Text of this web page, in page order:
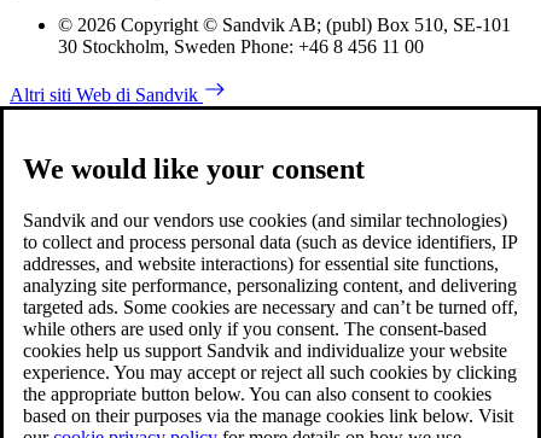
© 2026 Copyright © Sandvik AB; (publ) Box 510, SE-101
30 Stockholm, Sweden Phone: +46 8 456 11 00
Altri siti Web di Sandvik
We would like your consent
Sandvik and our vendors use cookies (and similar technologies)
to collect and process personal data (such as device identifiers, IP
addresses, and website interactions) for essential site functions,
analyzing site performance, personalizing content, and delivering
targeted ads. Some cookies are necessary and can’t be turned off,
while others are used only if you consent. The consent-based
cookies help us support Sandvik and individualize your website
experience. You may accept or reject all such cookies by clicking
the appropriate button below. You can also consent to cookies
based on their purposes via the manage cookies link below. Visit